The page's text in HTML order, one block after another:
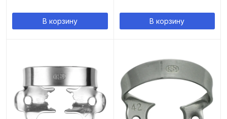
В корзину В корзину